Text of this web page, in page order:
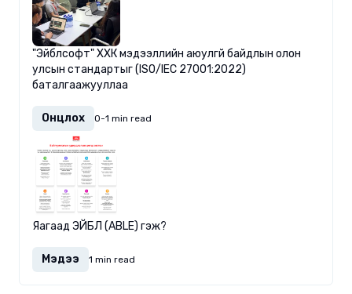
"Эйблсофт" ХХК мэдээллийн аюулгүй байдлын олон
улсын стандартыг (ISO/IEC 27001:2022)
баталгаажууллаа
Онцлох 0-1 min read
Яагаад ЭЙБЛ (ABLE) гэж?
Мэдээ 1 min read